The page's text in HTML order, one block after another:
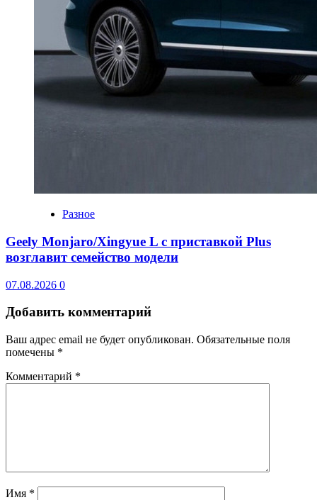
Разное
Geely Monjaro/Xingyue L с приставкой Plus
возглавит семейство модели
07.08.2026 0
Добавить комментарий
Ваш адрес email не будет опубликован. Обязательные поля
помечены *
Комментарий *
Имя *